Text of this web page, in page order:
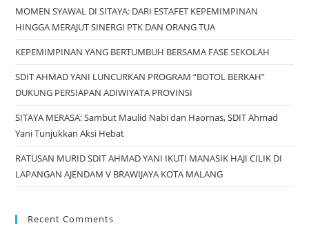
MOMEN SYAWAL DI SITAYA: DARI ESTAFET KEPEMIMPINAN
HINGGA MERAJUT SINERGI PTK DAN ORANG TUA
KEPEMIMPINAN YANG BERTUMBUH BERSAMA FASE SEKOLAH
SDIT AHMAD YANI LUNCURKAN PROGRAM “BOTOL BERKAH”
DUKUNG PERSIAPAN ADIWIYATA PROVINSI
SITAYA MERASA: Sambut Maulid Nabi dan Haornas, SDIT Ahmad
Yani Tunjukkan Aksi Hebat
RATUSAN MURID SDIT AHMAD YANI IKUTI MANASIK HAJI CILIK DI
LAPANGAN AJENDAM V BRAWIJAYA KOTA MALANG
Recent Comments